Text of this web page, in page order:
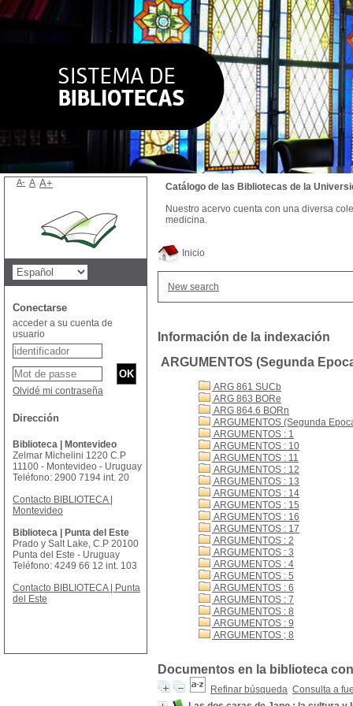
Inicio
New search
Información de la indexación
ARGUMENTOS (Segunda
ARG 861 SUCb
ARG 863 BORe
ARG 864.6 BORn
ARGUMENTOS (Segunda
ARGUMENTOS : 1
ARGUMENTOS : 10
ARGUMENTOS : 11
ARGUMENTOS : 12
ARGUMENTOS : 13
ARGUMENTOS : 14
ARGUMENTOS : 15
ARGUMENTOS : 16
ARGUMENTOS : 17
ARGUMENTOS : 2
ARGUMENTOS : 3
ARGUMENTOS : 4
ARGUMENTOS : 5
ARGUMENTOS : 6
ARGUMENTOS : 7
ARGUMENTOS : 8
ARGUMENTOS : 9
ARGUMENTOS ; 8
Documentos en la biblioteca
Refinar búsqueda Consulta a
Catálogo de las Bibliotecas de la
Nuestro acervo cuenta con una diversa
medicina.
A- A A+
Conectarse
acceder a su cuenta de
usuario
Olvidé mi contraseña
Dirección
Biblioteca | Montevideo
Zelmar Michelini 1220 C.P
11100 - Montevideo - Uruguay
Teléfono: 2900 7194 int. 20
Contacto BIBLIOTECA |
Montevideo
Biblioteca | Punta del Este
Prado y Salt Lake, C.P 20100
Punta del Este - Uruguay
Teléfono: 4249 66 12 int. 103
Contacto BIBLIOTECA | Punta
del Este